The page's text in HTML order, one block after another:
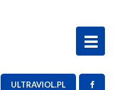
ULTRAVIOL.PL